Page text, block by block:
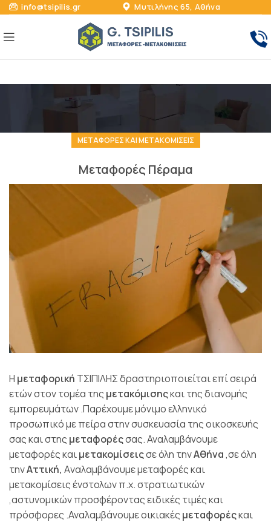
info@tsipilis.gr Μυτιλήνης 65, Αθήνα
ΜΕΤΑΦΟΡΈΣ ΚΑΙ ΜΕΤΑΚΟΜΊΣΕΙΣ
Μεταφορές Πέραμα
Η μεταφορική ΤΣΙΠΙΛΗΣ δραστηριοποιείται επί σειρά
ετών στον τομέα της μετακόμισηςκαι της διανομής
εμπορευμάτων .Παρέχουμε μόνιμο ελληνικό
προσωπικό με πείρα στην συσκευασία της οικοσκευής
σας και στης μεταφορέςσας. Αναλαμβάνουμε
μεταφορές καιμετακομίσειςσε όλη τηνΑθήνα,σε όλη
τηνΑττική, Aναλαμβάνουμε μεταφορές και
μετακομίσεις ένστολων π.χ. στρατιωτικών
,αστυνομικών προσφέροντας ειδικές τιμές και
πρόσφορες .Αναλαμβάνουμε οικιακές μεταφορέςκαι